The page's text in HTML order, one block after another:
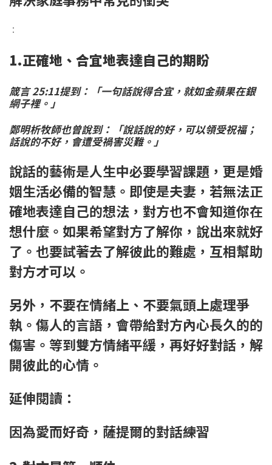
：
1.正確地、合宜地表達自己的期盼
箴言 25:11提到：「一句話說得合宜，就如金蘋果在銀
網子裡。」
鄭明析牧師也曾說到：「說話說的好，可以領受祝福；
話說的不好，會遭受禍害災難。」
說話的藝術是人生中必要學習課題，更是婚
姻生活必備的智慧。即使是夫妻，若無法正
確地表達自己的想法，對方也不會知道你在
想什麼。如果希望對方了解你，說出來就好
了。也要試著去了解彼此的難處，互相幫助
對方才可以。
另外，不要在情緒上、不要氣頭上處理爭
執。傷人的言語，會帶給對方內心長久的的
傷害。等到雙方情緒平緩，再好好對話，解
開彼此的心情。
延伸閱讀：
因為愛而好奇，薩提爾的對話練習